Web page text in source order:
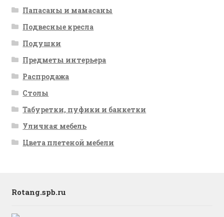
Папасаны и мамасаны
Подвесные кресла
Подушки
Предметы интерьера
Распродажа
Столы
Табуретки, пуфики и банкетки
Уличная мебель
Цвета плетеной мебели
Rotang.spb.ru